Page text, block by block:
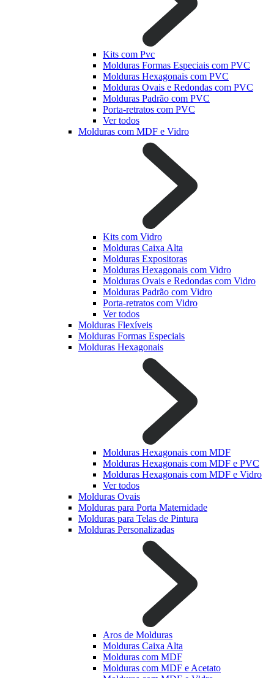
Kits com Pvc
Molduras Formas Especiais com PVC
Molduras Hexagonais com PVC
Molduras Ovais e Redondas com PVC
Molduras Padrão com PVC
Porta-retratos com PVC
Ver todos
Molduras com MDF e Vidro
Kits com Vidro
Molduras Caixa Alta
Molduras Expositoras
Molduras Hexagonais com Vidro
Molduras Ovais e Redondas com Vidro
Molduras Padrão com Vidro
Porta-retratos com Vidro
Ver todos
Molduras Flexíveis
Molduras Formas Especiais
Molduras Hexagonais
Molduras Hexagonais com MDF
Molduras Hexagonais com MDF e PVC
Molduras Hexagonais com MDF e Vidro
Ver todos
Molduras Ovais
Molduras para Porta Maternidade
Molduras para Telas de Pintura
Molduras Personalizadas
Aros de Molduras
Molduras Caixa Alta
Molduras com MDF
Molduras com MDF e Acetato